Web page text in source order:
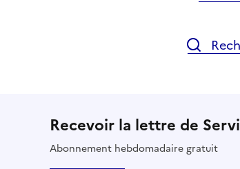
Recevoir la lettre de
Abonnement hebdomadaire gratuit